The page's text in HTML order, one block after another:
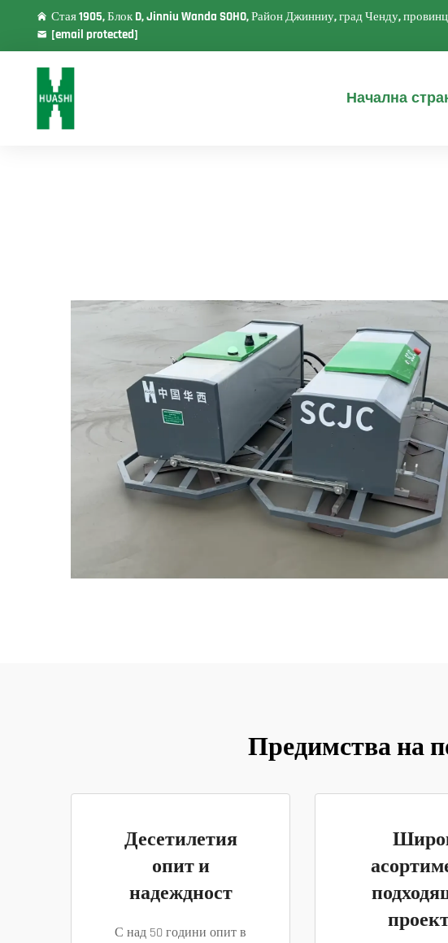
Стая 1905, Блок D, Jinniu Wanda SOHO, Район Джинниу, град Ченду,
[email protected]
Начална
Предимства на
Десетилетия
опит и
надеждност
С над 50 години опит в